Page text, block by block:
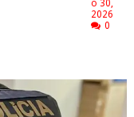
o 30,
2026
0